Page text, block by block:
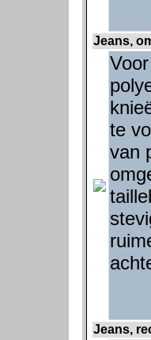
Jeans,
te
van
Jeans,